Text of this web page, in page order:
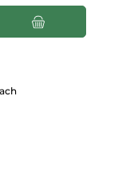
ein oder benutze die